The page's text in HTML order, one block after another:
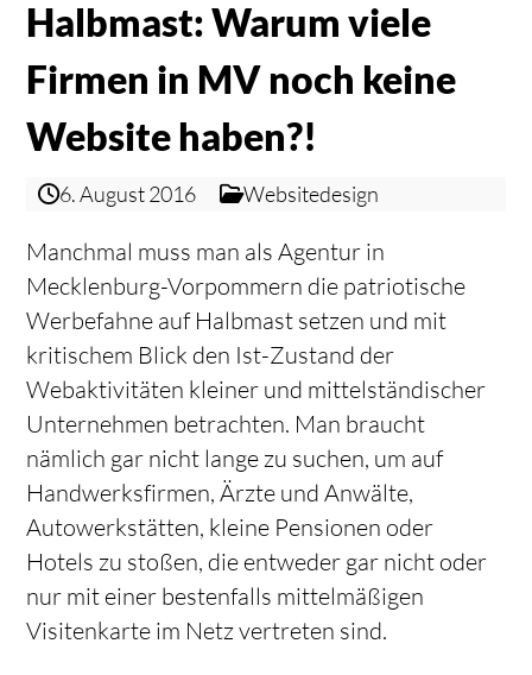
Halbmast: Warum viele
Firmen in MV noch keine
Website haben?!
6. August 2016 Websitedesign
Manchmal muss man als Agentur in
Mecklenburg-Vorpommern die patriotische
Werbefahne auf Halbmast setzen und mit
kritischem Blick den Ist-Zustand der
Webaktivitäten kleiner und mittelständischer
Unternehmen betrachten. Man braucht
nämlich gar nicht lange zu suchen, um auf
Handwerksfirmen, Ärzte und Anwälte,
Autowerkstätten, kleine Pensionen oder
Hotels zu stoßen, die entweder gar nicht oder
nur mit einer bestenfalls mittelmäßigen
Visitenkarte im Netz vertreten sind.